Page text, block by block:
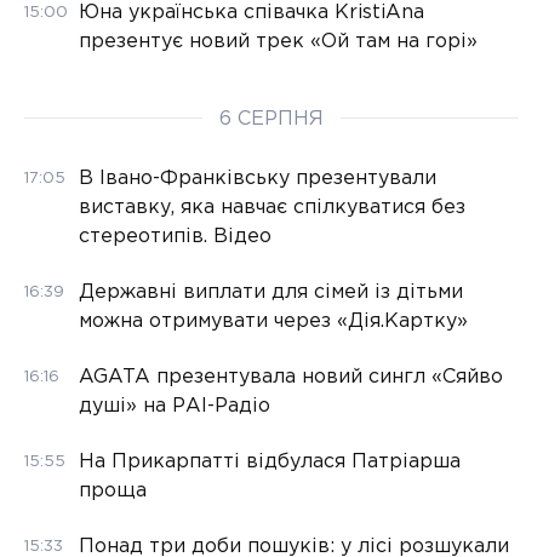
15:00
Юна українська співачка KristiAna
презентує новий трек «Ой там на горі»
6 СЕРПНЯ
17:05
В Івано-Франківську презентували
виставку, яка навчає спілкуватися без
стереотипів. Відео
16:39
Державні виплати для сімей із дітьми
можна отримувати через «Дія.Картку»
16:16
AGATA презентувала новий сингл «Сяйво
душі» на РАІ-Радіо
15:55
На Прикарпатті відбулася Патріарша
проща
15:33
Понад три доби пошуків: у лісі розшукали